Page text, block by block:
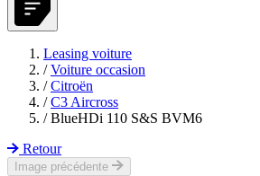
Leasing voiture
/ Voiture occasion
/ Citroën
/ C3 Aircross
/ BlueHDi 110 S&S BVM6
Retour
Image précédente